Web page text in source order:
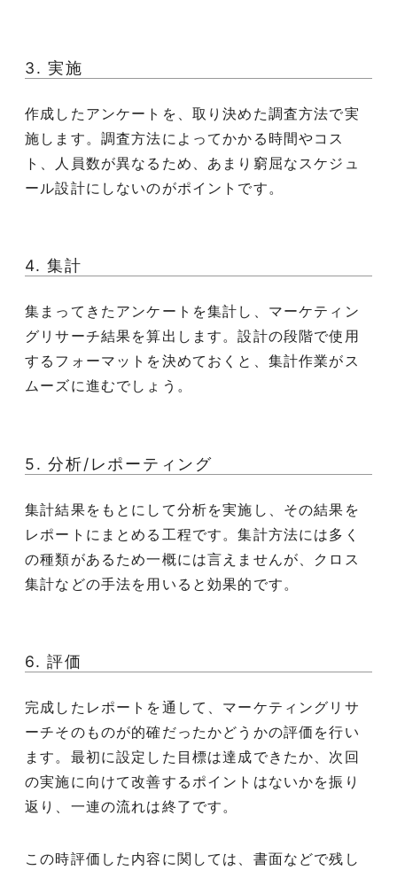
3. 実施
作成したアンケートを、取り決めた調査方法で実
施します。調査方法によってかかる時間やコス
ト、人員数が異なるため、あまり窮屈なスケジュ
ール設計にしないのがポイントです。
4. 集計
集まってきたアンケートを集計し、マーケティン
グリサーチ結果を算出します。設計の段階で使用
するフォーマットを決めておくと、集計作業がス
ムーズに進むでしょう。
5. 分析/レポーティング
集計結果をもとにして分析を実施し、その結果を
レポートにまとめる工程です。集計方法には多く
の種類があるため一概には言えませんが、クロス
集計などの手法を用いると効果的です。
6. 評価
完成したレポートを通して、マーケティングリサ
ーチそのものが的確だったかどうかの評価を行い
ます。最初に設定した目標は達成できたか、次回
の実施に向けて改善するポイントはないかを振り
返り、一連の流れは終了です。
この時評価した内容に関しては、書面などで残し